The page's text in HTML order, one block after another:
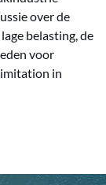
over de
belasting, de
voor
in